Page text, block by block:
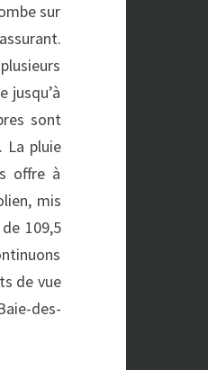
sur
jusqu’à
sont
La pluie
offre à
mis
109,5
de vue
des-